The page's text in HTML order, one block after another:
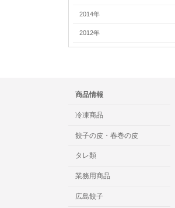
2014年
2012年
商品情報
冷凍商品
餃子の皮・春巻の皮
タレ類
業務用商品
広島餃子